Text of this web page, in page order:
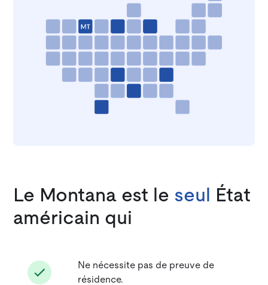
Le Montana est le seul
État
américain qui
Ne nécessite pas de preuve de
résidence.